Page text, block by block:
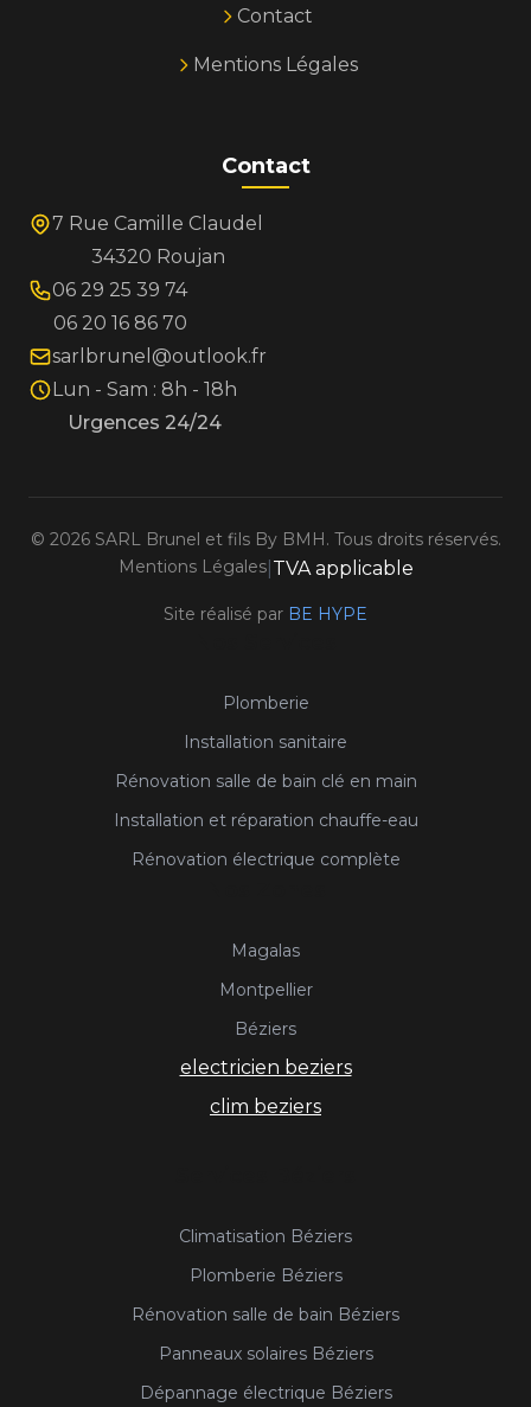
Contact
Mentions Légales
Contact
7 Rue Camille Claudel
34320 Roujan
06 29 25 39 74
06 20 16 86 70
sarlbrunel@outlook.fr
Lun - Sam : 8h - 18h
Urgences 24/24
© 2026SARL Brunel et fils By BMH. Tous droits réservés.
Mentions Légales| TVA applicable
Site réalisé par BE HYPE
Plomberie
Installation sanitaire
Rénovation salle de bain clé en main
Installation et réparation chauffe-eau
Rénovation électrique complète
Magalas
Montpellier
Béziers
electricien beziers
clim beziers
Climatisation Béziers
Plomberie Béziers
Rénovation salle de bain Béziers
Panneaux solaires Béziers
Dépannage électrique Béziers